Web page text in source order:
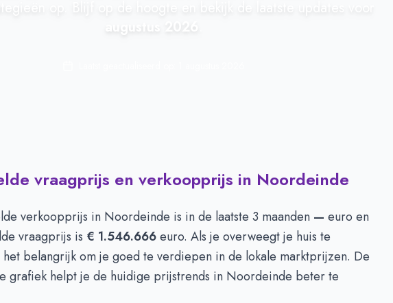
augustus 2026
vraagprijs en verkoopprijs in Noordeinde
verkoopprijs in Noordeinde is in de laatste 3 maanden — euro en
vraagprijs is € 1.546.666euro. Als je overweegt je huis te
belangrijk om je goed te verdiepen in de lokale marktprijzen. De
grafiek helpt je de huidige prijstrends in Noordeinde beter te